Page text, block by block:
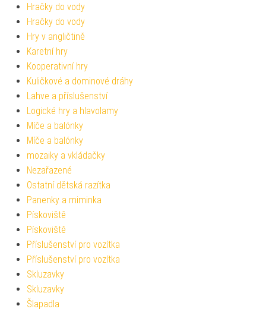
Hračky do vody
Hračky do vody
Hry v angličtině
Karetní hry
Kooperativní hry
Kuličkové a dominové dráhy
Lahve a příslušenství
Logické hry a hlavolamy
Míče a balónky
Míče a balónky
mozaiky a vkládačky
Nezařazené
Ostatní dětská razítka
Panenky a miminka
Pískoviště
Pískoviště
Příslušenství pro vozítka
Příslušenství pro vozítka
Skluzavky
Skluzavky
Šlapadla